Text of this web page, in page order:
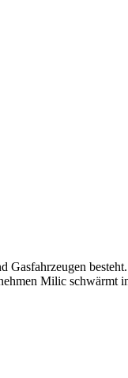
Milic schwärmt